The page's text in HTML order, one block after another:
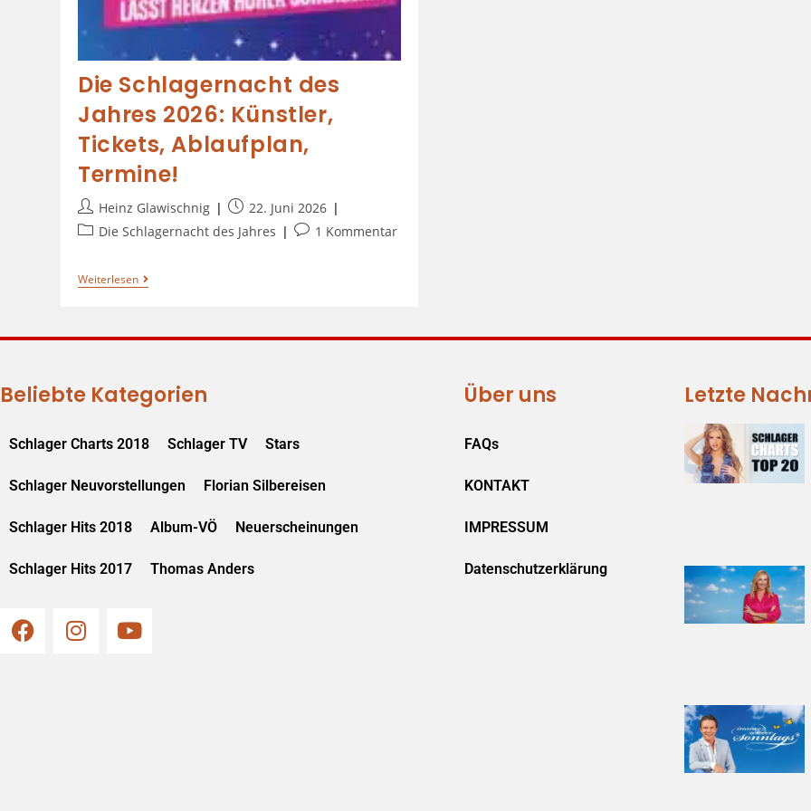
Die Schlagernacht des
Jahres 2026: Künstler,
Tickets, Ablaufplan,
Termine!
Heinz Glawischnig
22. Juni 2026
Die Schlagernacht des Jahres
1 Kommentar
Weiterlesen
Beliebte Kategorien
Schlager Charts 2018 Schlager TV Stars
Schlager Neuvorstellungen Florian Silbereisen
Schlager Hits 2018 Album-VÖ Neuerscheinungen
Schlager Hits 2017 Thomas Anders
Über uns
FAQs
KONTAKT
IMPRESSUM
Datenschutzerklärung
Letzte